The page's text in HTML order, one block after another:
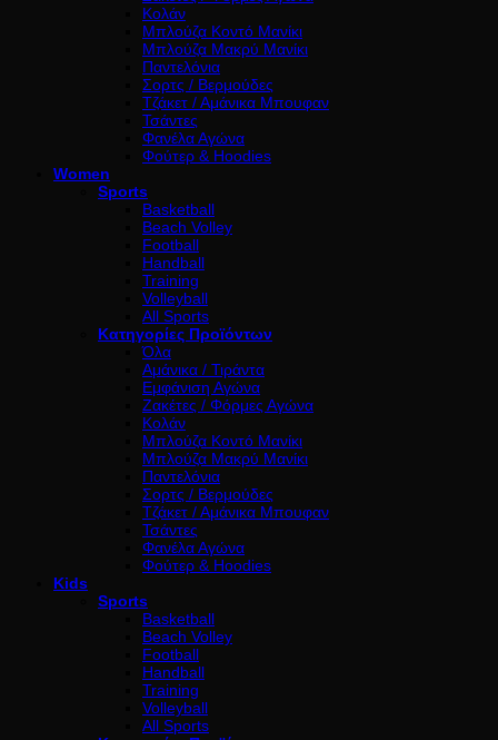
Κολάν
Μπλούζα Κοντό Μανίκι
Μπλούζα Μακρύ Μανίκι
Παντελόνια
Σορτς / Βερμούδες
Τζάκετ / Αμάνικα Μπουφαν
Τσάντες
Φανέλα Αγώνα
Φούτερ & Hoodies
Women
Sports
Basketball
Beach Volley
Football
Handball
Training
Volleyball
All Sports
Κατηγορίες Προϊόντων
Όλα
Αμάνικα / Τιράντα
Εμφάνιση Αγώνα
Ζακέτες / Φόρμες Αγώνα
Κολάν
Μπλούζα Κοντό Μανίκι
Μπλούζα Μακρύ Μανίκι
Παντελόνια
Σορτς / Βερμούδες
Τζάκετ / Αμάνικα Μπουφαν
Τσάντες
Φανέλα Αγώνα
Φούτερ & Hoodies
Kids
Sports
Basketball
Beach Volley
Football
Handball
Training
Volleyball
All Sports